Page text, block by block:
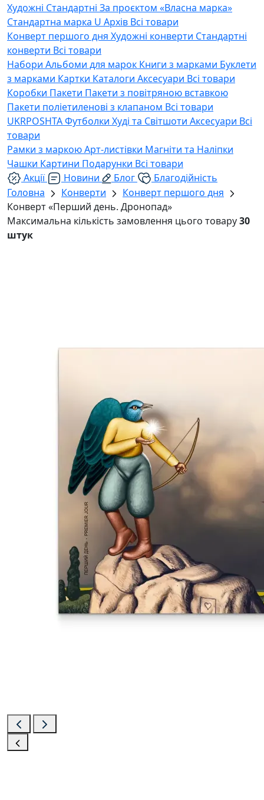
Художні Стандартні За проєктом «Власна марка»
Стандартна марка U Архів Всі товари
Конверт першого дня Художні конверти Стандартні
конверти Всі товари
Набори Альбоми для марок Книги з марками Буклети
з марками Картки Каталоги Аксесуари Всі товари
Коробки Пакети Пакети з повітряною вставкою
Пакети поліетиленові з клапаном Всі товари
UKRPOSHTAФутболки Худі та Світшоти Аксесуари Всі
товари
Рамки з маркоюАрт-листівки Магніти та Наліпки
Чашки Картини Подарунки Всі товари
Акції
Новини Блог
Благодійність
Головна
Конверти
Конверт першого дня
Конверт «Перший день. Дронопад»
Максимальна кількість замовлення цього товару30
штук